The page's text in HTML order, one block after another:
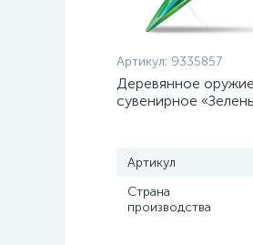
Артикул: 9335857
Деревянное
сувенирное
Артикул
Страна
производства